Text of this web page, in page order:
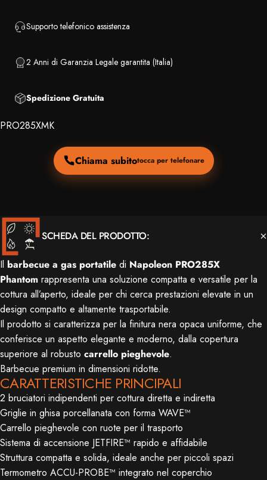
Supporto telefonico assistenza
2 Anni di Garanzia Legale garantita (Italia)
Spedizione Gratuita
PRO285XMK
Chiama subitotocca per telefonare
SCHEDA DEL PRODOTTO:
Il barbecue a gas portatile di Napoleon PRO285X
Phantom rappresenta una soluzione compatta e versatile per la
cottura all’aperto, ideale per chi cerca prestazioni elevate in un
design compatto e altamente trasportabile.
Il prodotto si caratterizza per la finitura nera opaca uniforme, che
conferisce un aspetto elegante e moderno, dalla copertura
superiore al robusto carrello pieghevole.
Barbecue premium in dimensioni ridotte.
CARATTERISTICHE PRINCIPALI
2 bruciatori indipendenti per cottura diretta e indiretta
Griglie in ghisa porcellanata con forma WAVE™
Carrello pieghevole con ruote per il trasporto
Sistema di accensione JETFIRE™ rapido e affidabile
Struttura compatta e solida, ideale anche per piccoli spazi
Termometro ACCU-PROBE™ integrato nel coperchio